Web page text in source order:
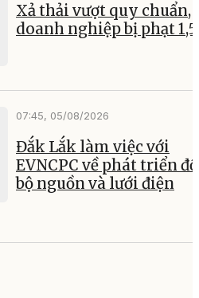
Xả thải vượt quy chuẩn,
doanh nghiệp bị phạt
07:45, 05/08/2026
Đắk Lắk làm việc với
EVNCPC về phát triển
bộ nguồn và lưới điện